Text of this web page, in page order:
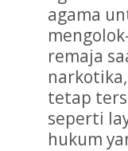
agama
remaja
tetap
seperti
hukum